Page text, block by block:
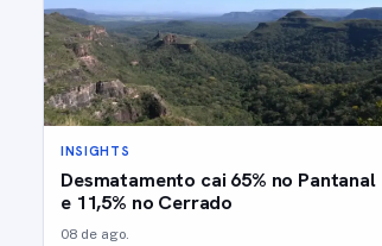
INSIGHTS
Desmatamento cai 65% no Pantanal
e 11,5% no Cerrado
08 de ago.